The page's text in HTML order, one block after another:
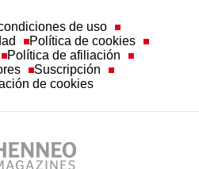
de uso
Política de cookies
Política de afiliación
Suscripción
de cookies